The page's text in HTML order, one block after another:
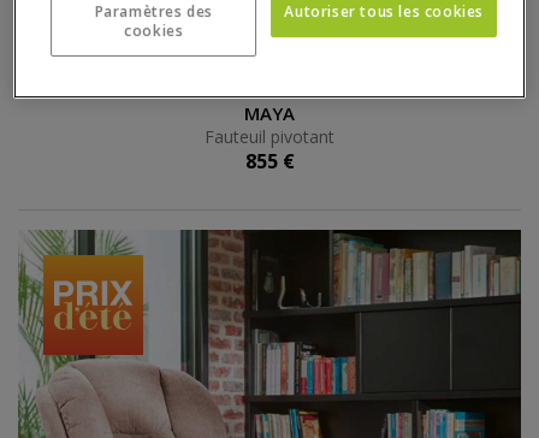
MAYA
Fauteuil pivotant
855 €
Paramètres des
cookies
Autoriser tous les cookies